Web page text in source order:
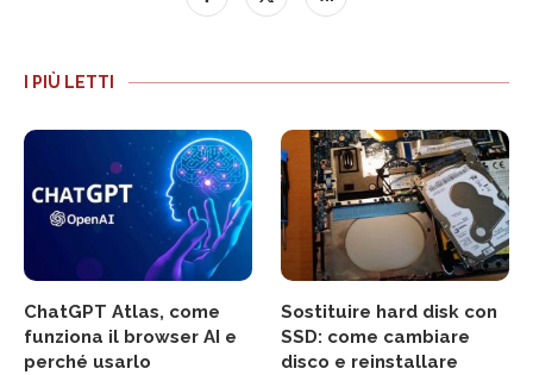
I PIÙ LETTI
ChatGPT Atlas, come
funziona il browser AI e
perché usarlo
Sostituire hard disk con
SSD: come cambiare
disco e reinstallare